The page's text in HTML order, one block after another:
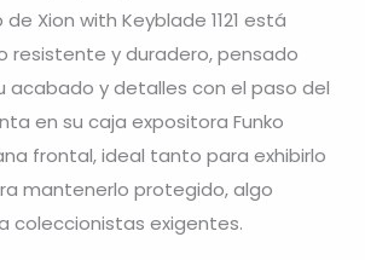
Xion with Keyblade 1121 está
resistente y duradero, pensado
acabado y detalles con el paso del
en su caja expositora Funko
frontal, ideal tanto para exhibirlo
mantenerlo protegido, algo
coleccionistas exigentes.